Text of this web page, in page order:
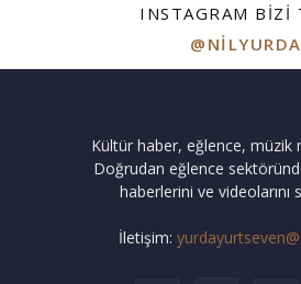
INSTAGRAM BIZI
@NILYURDA
Kültür haber, eğlence, müzik
Doğrudan eğlence
haberlerini ve videolarını
İletişim: